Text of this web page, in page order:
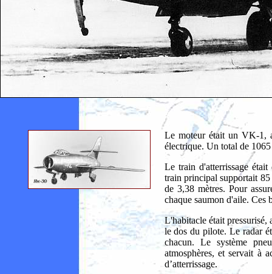
Le moteur était un VK-1,
électrique. Un total de
Le train d'atterrissage
train principal supportait 85
de 3,38 mètres. Pour
chaque saumon d'aile. Ces
L'habitacle était pressurisé,
le dos du pilote. Le radar
chacun. Le système
atmosphères, et servait à
d’atterrissage.